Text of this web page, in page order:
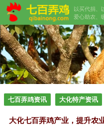
以买代捐、
爱心助农、
七百弄鸡资讯 大化特产资讯
大化七百弄鸡产业，提升农